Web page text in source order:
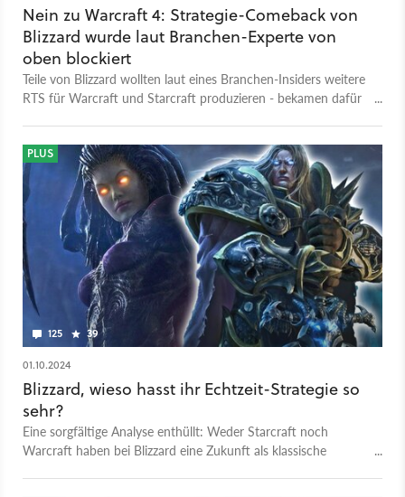
Nein zu Warcraft 4: Strategie-Comeback von
Blizzard wurde laut Branchen-Experte von
oben blockiert
Teile von Blizzard wollten laut eines Branchen-Insiders weitere
RTS für Warcraft und Starcraft produzieren - bekamen dafür
125 39
PLUS
01.10.2024
Blizzard, wieso hasst ihr Echtzeit-Strategie so
sehr?
Eine sorgfältige Analyse enthüllt: Weder Starcraft noch
Warcraft haben bei Blizzard eine Zukunft als klassische